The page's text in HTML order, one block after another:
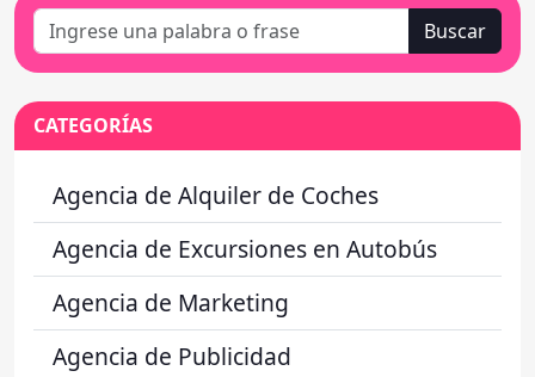
Buscar
CATEGORÍAS
Agencia de Alquiler de Coches
Agencia de Excursiones en Autobús
Agencia de Marketing
Agencia de Publicidad